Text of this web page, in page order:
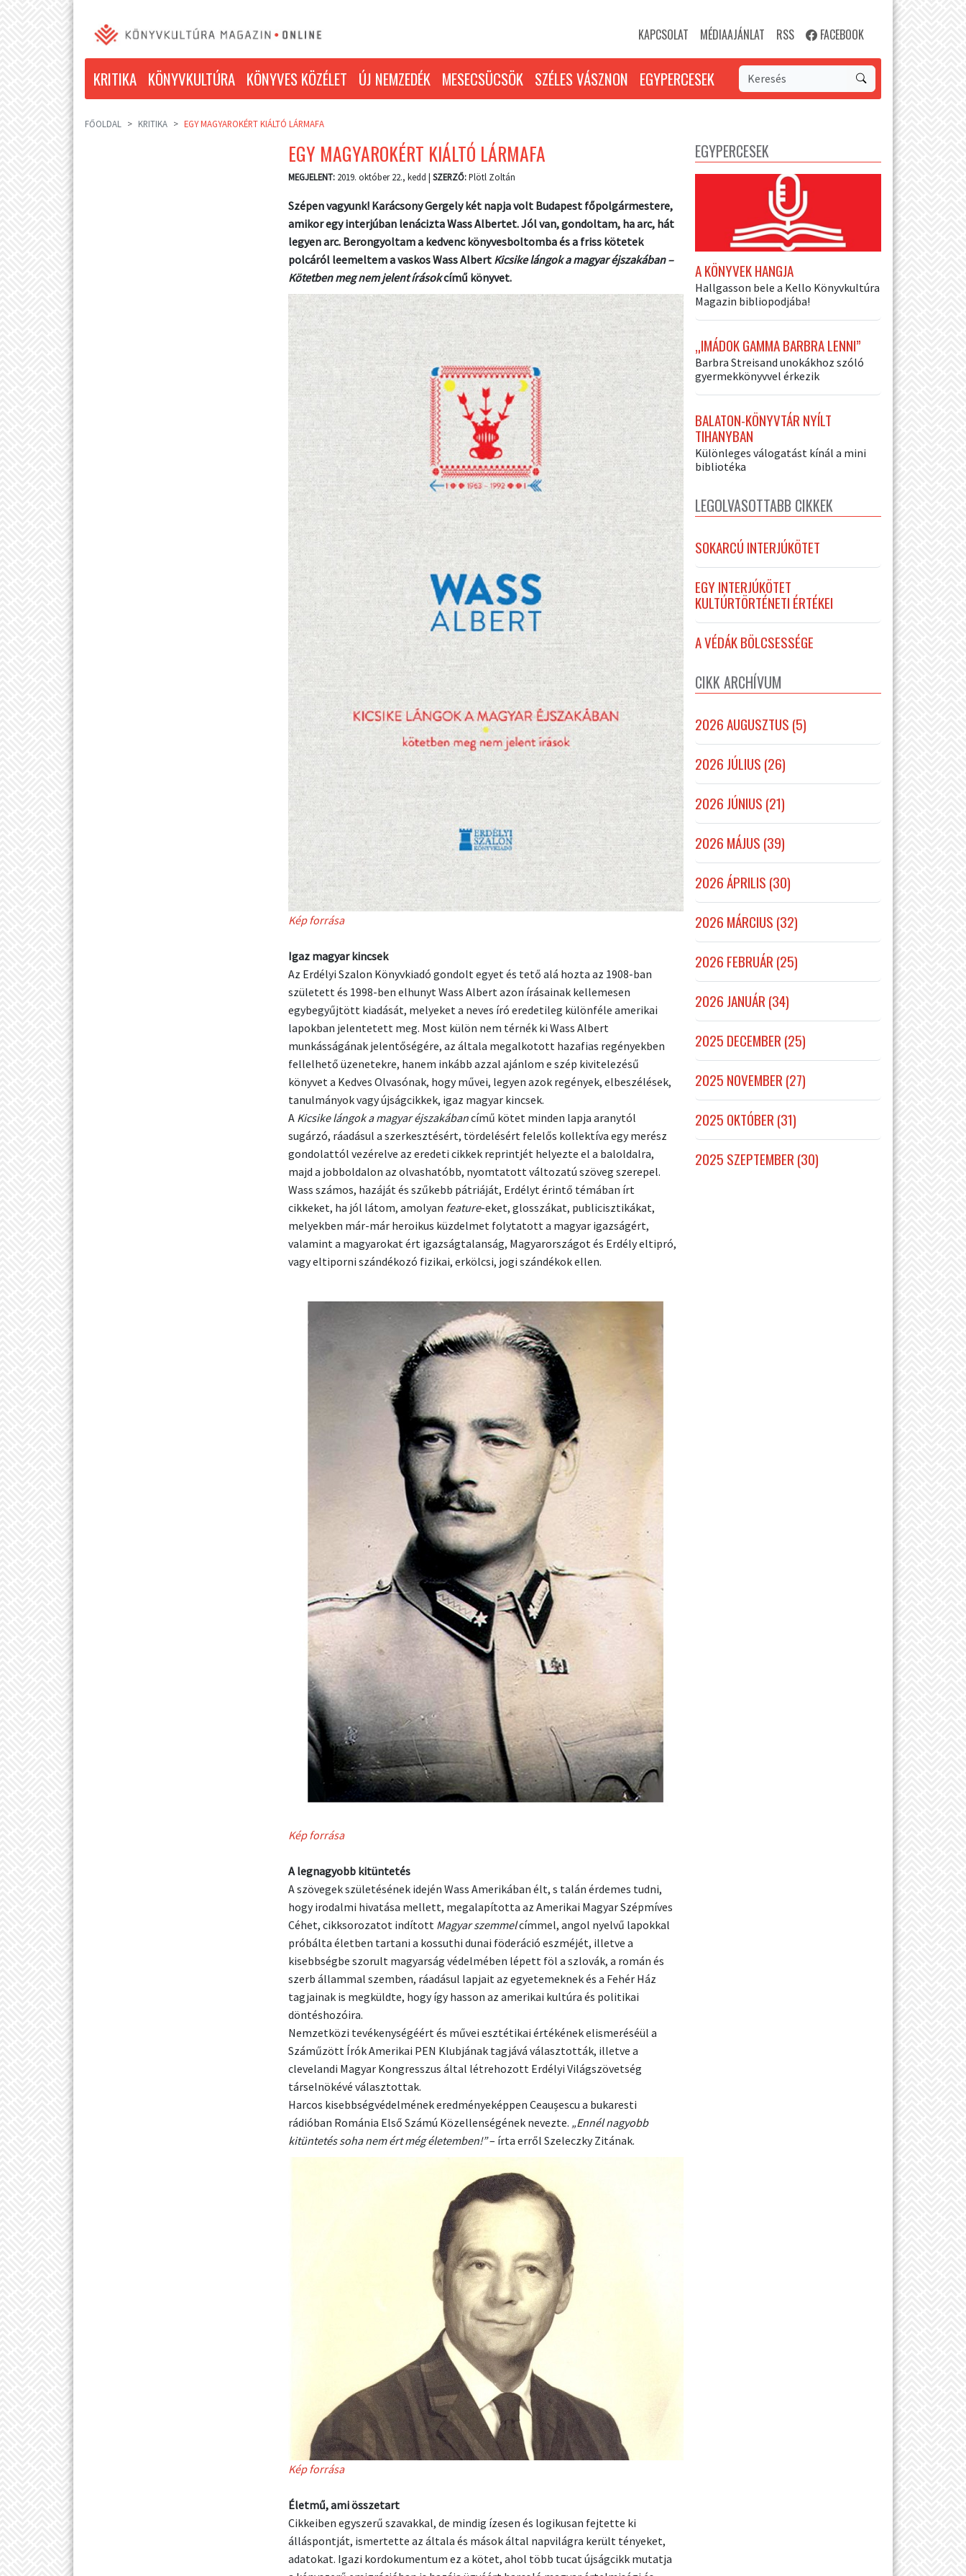
KAPCSOLAT MÉDIAAJÁNLAT RSS FACEBOOK
KRITIKA KÖNYVKULTÚRA KÖNYVES KÖZÉLET ÚJ NEMZEDÉK MESECSÜCSÖK SZÉLES VÁSZNON EGYPERCESEK
FŐOLDAL KRITIKA EGY MAGYAROKÉRT KIÁLTÓ LÁRMAFA
EGY MAGYAROKÉRT KIÁLTÓ LÁRMAFA
MEGJELENT: 2019. október 22., kedd | SZERZŐ:Plötl Zoltán
Szépen vagyunk! Karácsony Gergely két napja volt Budapest főpolgármestere,
amikor egy interjúban lenácizta Wass Albertet. Jól van, gondoltam, ha arc, hát
legyen arc. Berongyoltam a kedvenc könyvesboltomba és a friss kötetek
polcáról leemeltem a vaskos Wass Albert Kicsike lángok a magyar éjszakában –
Kötetben meg nem jelent írásokcímű könyvet.
Kép forrása
Igaz magyar kincsek
Az Erdélyi Szalon Könyvkiadó gondolt egyet és tető alá hozta az 1908-ban
született és 1998-ben elhunyt Wass Albert azon írásainak kellemesen
egybegyűjtött kiadását, melyeket a neves író eredetileg különféle amerikai
lapokban jelentetett meg. Most külön nem térnék ki Wass Albert
munkásságának jelentőségére, az általa megalkotott hazafias regényekben
fellelhető üzenetekre, hanem inkább azzal ajánlom e szép kivitelezésű
könyvet a Kedves Olvasónak, hogy művei, legyen azok regények, elbeszélések,
tanulmányok vagy újságcikkek, igaz magyar kincsek.
A Kicsike lángok a magyar éjszakábancímű kötet minden lapja aranytól
sugárzó, ráadásul a szerkesztésért, tördelésért felelős kollektíva egy merész
gondolattól vezérelve az eredeti cikkek reprintjét helyezte el a baloldalra,
majd a jobboldalon az olvashatóbb, nyomtatott változatú szöveg szerepel.
Wass számos, hazáját és szűkebb pátriáját, Erdélyt érintő témában írt
cikkeket, ha jól látom, amolyan feature-eket, glosszákat, publicisztikákat,
melyekben már-már heroikus küzdelmet folytatott a magyar igazságért,
valamint a magyarokat ért igazságtalanság, Magyarországot és Erdély eltipró,
vagy eltiporni szándékozó fizikai, erkölcsi, jogi szándékok ellen.
Kép forrása
A legnagyobb kitüntetés
A szövegek születésének idején Wass Amerikában élt, s talán érdemes tudni,
hogy irodalmi hivatása mellett, megalapította az Amerikai Magyar Szépmíves
Céhet, cikksorozatot indított Magyar szemmelcímmel, angol nyelvű lapokkal
próbálta életben tartani a kossuthi dunai föderáció eszméjét, illetve a
kisebbségbe szorult magyarság védelmében lépett föl a szlovák, a román és
szerb állammal szemben, ráadásul lapjait az egyetemeknek és a Fehér Ház
tagjainak is megküldte, hogy így hasson az amerikai kultúra és politikai
döntéshozóira.
Nemzetközi tevékenységéért és művei esztétikai értékének elismeréséül a
Száműzött Írók Amerikai PEN Klubjának tagjává választották, illetve a
clevelandi Magyar Kongresszus által létrehozott Erdélyi Világszövetség
társelnökévé választottak.
Harcos kisebbségvédelmének eredményeképpen Ceaușescu a bukaresti
rádióban Románia Első Számú Közellenségének nevezte. „Ennél nagyobb
kitüntetés soha nem ért még életemben!”– írta erről Szeleczky Zitának.
Kép forrása
Életmű, ami összetart
Cikkeiben egyszerű szavakkal, de mindig ízesen és logikusan fejtette ki
álláspontját, ismertette az általa és mások által napvilágra került tényeket,
adatokat. Igazi kordokumentum ez a kötet, ahol több tucat újságcikk mutatja
EGYPERCESEK
A KÖNYVEK HANGJA
Hallgasson bele a Kello Könyvkultúra
Magazin bibliopodjába!
„IMÁDOK GAMMA BARBRA LENNI”
Barbra Streisand unokákhoz szóló
gyermekkönyvvel érkezik
BALATON-KÖNYVTÁR NYÍLT
TIHANYBAN
Különleges válogatást kínál a mini
bibliotéka
LEGOLVASOTTABB CIKKEK
SOKARCÚ INTERJÚKÖTET
EGY INTERJÚKÖTET
KULTÚRTÖRTÉNETI ÉRTÉKEI
A VÉDÁK BÖLCSESSÉGE
CIKK ARCHÍVUM
2026 AUGUSZTUS (5)
2026 JÚLIUS (26)
2026 JÚNIUS (21)
2026 MÁJUS (39)
2026 ÁPRILIS (30)
2026 MÁRCIUS (32)
2026 FEBRUÁR (25)
2026 JANUÁR (34)
2025 DECEMBER (25)
2025 NOVEMBER (27)
2025 OKTÓBER (31)
2025 SZEPTEMBER (30)